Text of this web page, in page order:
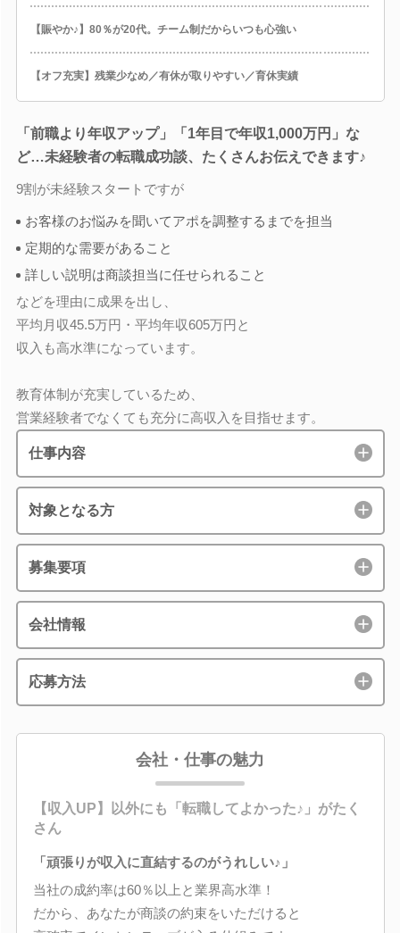
【賑やか♪】80％が20代。チーム制だからいつも心強い
【オフ充実】残業少なめ／有休が取りやすい／育休実績
「前職より年収アップ」「1年目で年収1,000万円」な
ど…未経験者の転職成功談、たくさんお伝えできます♪
9割が未経験スタートですが
お客様のお悩みを聞いてアポを調整するまでを担当
定期的な需要があること
詳しい説明は商談担当に任せられること
などを理由に成果を出し、
平均月収45.5万円・平均年収605万円と
収入も高水準になっています。
教育体制が充実しているため、
営業経験者でなくても充分に高収入を目指せます。
仕事内容
対象となる方
募集要項
会社情報
応募方法
会社・仕事の魅力
【収入UP】以外にも「転職してよかった♪」がたく
さん
「頑張りが収入に直結するのがうれしい♪」
当社の成約率は60％以上と業界高水準！
だから、あなたが商談の約束をいただけると